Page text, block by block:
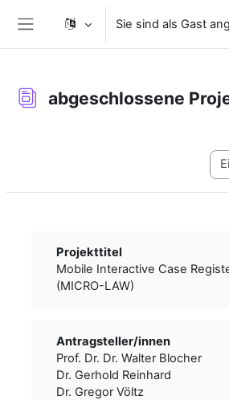
Website-Übersicht
Sie sind als Gast
abgeschlossene
Projekttitel
Mobile Interactive Case
(MICRO-LAW)
Antragsteller/­­innen
Prof. Dr. Dr. Walter Blocher
Dr. Gerhold Reinhard
Dr. Gregor Völtz